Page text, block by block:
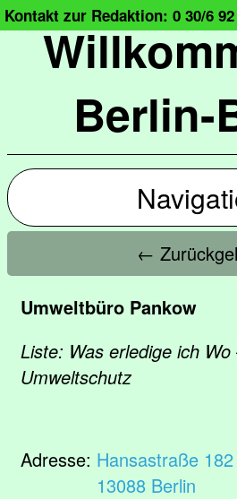
Berlin-
Kontakt zur Redaktion: 0 30/6 92
←
Umweltbüro Pankow
Liste: Was erledige ich Wo
Umweltschutz
Adresse: Hansastraße
13088 Berlin